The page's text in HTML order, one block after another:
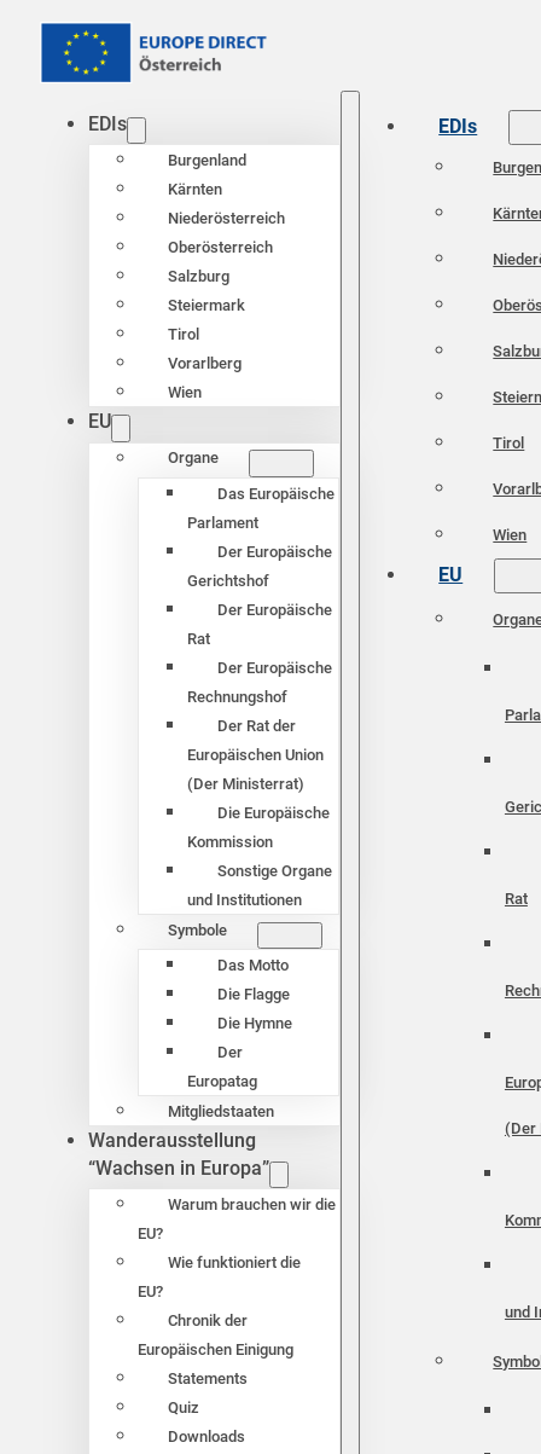
EDIs
Burgenland
Kärnten
Niederösterreich
Oberösterreich
Salzburg
Steiermark
Tirol
Vorarlberg
Wien
EU
Organe
Das Europäische
Parlament
Der Europäische
Gerichtshof
Der Europäische
Rat
Der Europäische
Rechnungshof
Der Rat der
Europäischen Union
(Der Ministerrat)
Die Europäische
Kommission
Sonstige Organe
und Institutionen
Symbole
Das Motto
Die Flagge
Die Hymne
Der
Europatag
Mitgliedstaaten
Wanderausstellung
“Wachsen in Europa”
Warum brauchen wir die
EU?
Wie funktioniert die
EU?
Chronik der
Europäischen Einigung
Statements
Quiz
Downloads
EDIs
Tirol
Wien
EU
Rat
(Der
und